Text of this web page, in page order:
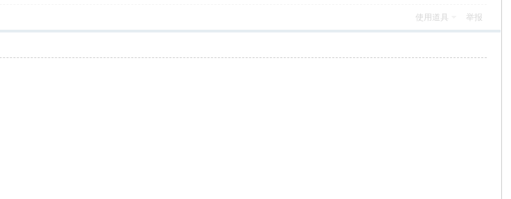
使用道具 举报